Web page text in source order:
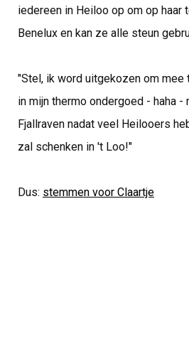
iedereen in Heiloo op om op haar
Benelux en kan ze alle steun
"Stel, ik word uitgekozen om mee
in mijn thermo ondergoed - haha
Fjallraven nadat veel Heilooers
zal schenken in 't Loo!"
Dus: stemmen voor Claartje